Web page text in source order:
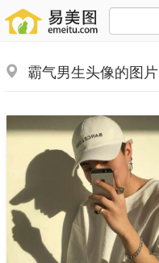
霸气男生头像的图片